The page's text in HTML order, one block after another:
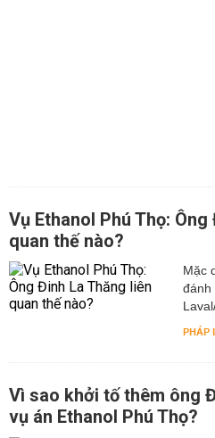
Vụ Ethanol Phú Thọ:
quan thế nào?
Mặc
đánh
PHÁP
Vì sao khởi tố thêm ông
vụ án Ethanol Phú Thọ?